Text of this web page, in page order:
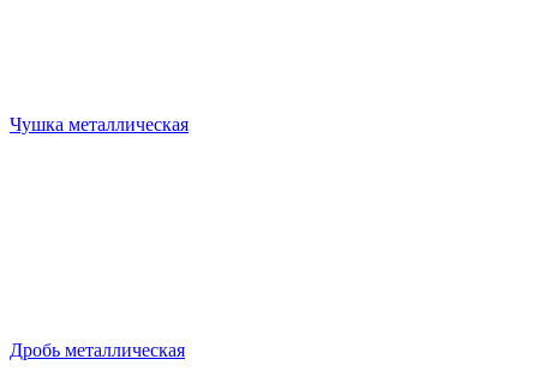
Чушка металлическая
Дробь металлическая